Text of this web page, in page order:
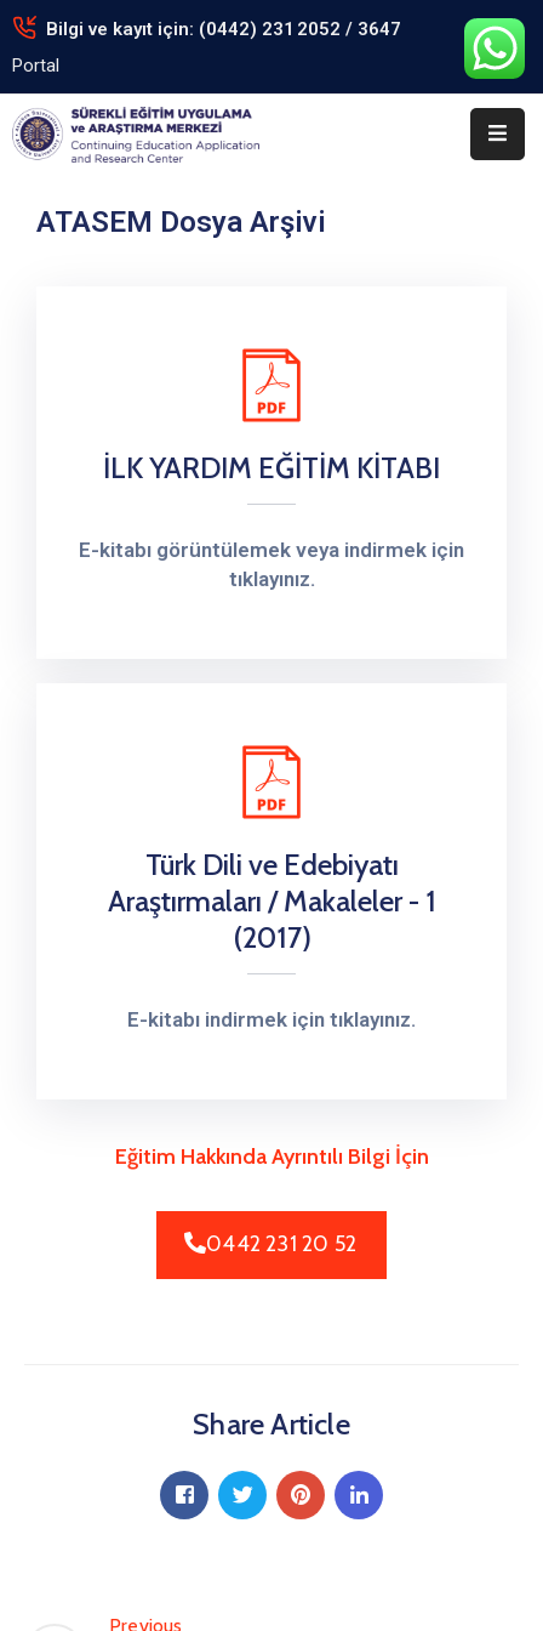
Bilgi ve kayıt için: (0442) 231 2052 / 3647
Portal
Anasayfa
Kurumsal
Eğitimler
ATASEM Dosya Arşivi
İLK YARDIM EĞİTİM KİTABI
E-kitabı görüntülemek veya indirmek için
tıklayınız.
Türk Dili ve Edebiyatı
Araştırmaları / Makaleler - 1
(2017)
E-kitabı indirmek için tıklayınız.
Eğitim Hakkında Ayrıntılı Bilgi İçin
0442 231 20 52
Share Article
Previous